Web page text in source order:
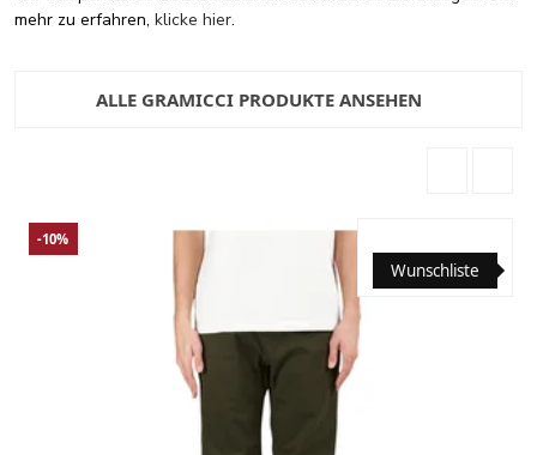
mehr zu erfahren, klicke hier.
ALLE GRAMICCI PRODUKTE ANSEHEN
Wunschliste
-10%